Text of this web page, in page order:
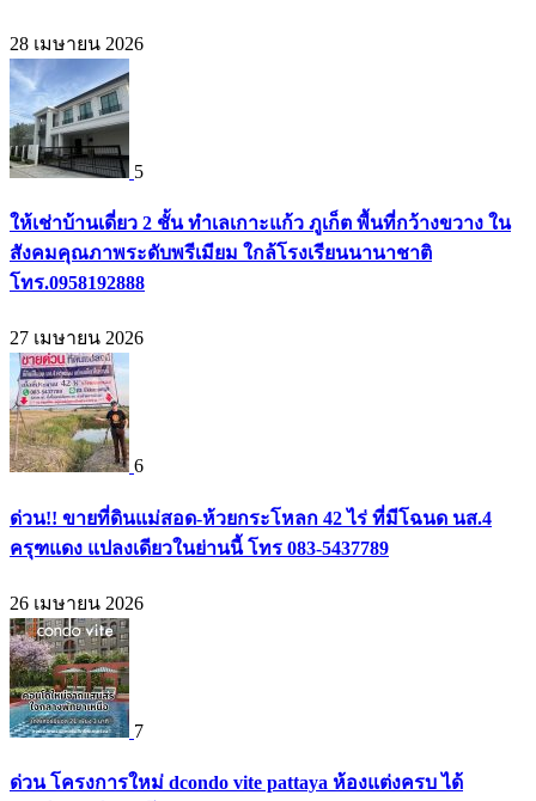
28 เมษายน 2026
5
ให้เช่าบ้านเดี่ยว 2 ชั้น ทำเลเกาะแก้ว ภูเก็ต พื้นที่กว้างขวาง ใน
สังคมคุณภาพระดับพรีเมียม ใกล้โรงเรียนนานาชาติ
โทร.0958192888
27 เมษายน 2026
6
ด่วน!! ขายที่ดินแม่สอด-ห้วยกระโหลก 42 ไร่ ที่มีโฉนด นส.4
ครุฑแดง แปลงเดียวในย่านนี้ โทร 083-5437789
26 เมษายน 2026
7
ด่วน โครงการใหม่ dcondo vite pattaya ห้องแต่งครบ ได้